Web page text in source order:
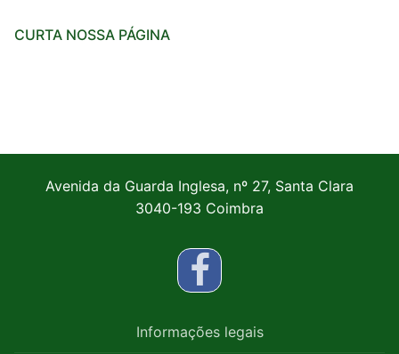
CURTA NOSSA PÁGINA
Avenida da Guarda Inglesa, nº 27, Santa Clara
3040-193 Coimbra
Informações legais